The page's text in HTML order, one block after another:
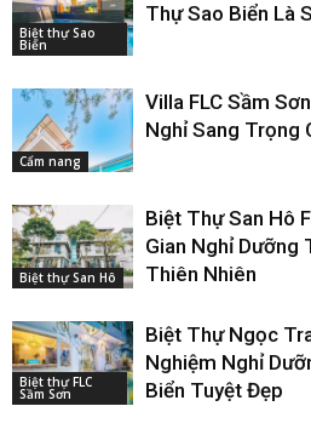
Biệt thự Sao
Biển
Thự Sao Biển Là
Cẩm nang
Villa FLC Sầm
Nghỉ Sang Trọng
Biệt thự San Hô
Biệt Thự San Hô
Gian Nghỉ Dưỡng
Thiên Nhiên
Biệt thự FLC
Sầm Sơn
Biệt Thự Ngọc
Nghiệm Nghỉ
Biển Tuyệt Đẹp